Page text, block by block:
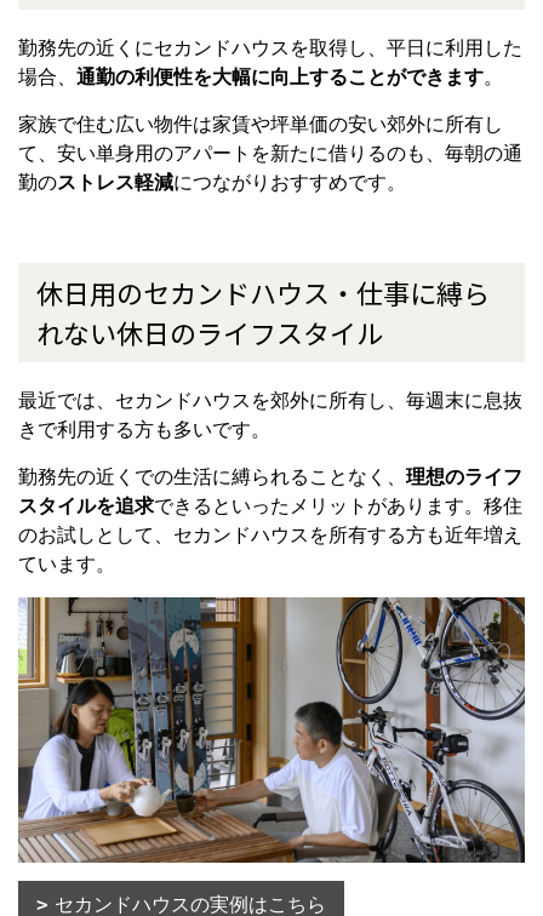
勤務先の近くにセカンドハウスを取得し、平日に利用した
場合、 通勤の利便性を大幅に向上することができます。
家族で住む広い物件は家賃や坪単価の安い郊外に所有し
て、安い単身用のアパートを新たに借りるのも、毎朝の通
勤のストレス軽減につながりおすすめです。
休日用のセカンドハウス・仕事に縛ら
れない休日のライフスタイル
最近では、セカンドハウスを郊外に所有し、毎週末に息抜
きで利用する方も多いです。
勤務先の近くでの生活に縛られることなく、 理想のライフ
スタイルを追求できるといったメリットがあります。移住
のお試しとして、セカンドハウスを所有する方も近年増え
ています。
セカンドハウスの実例はこちら